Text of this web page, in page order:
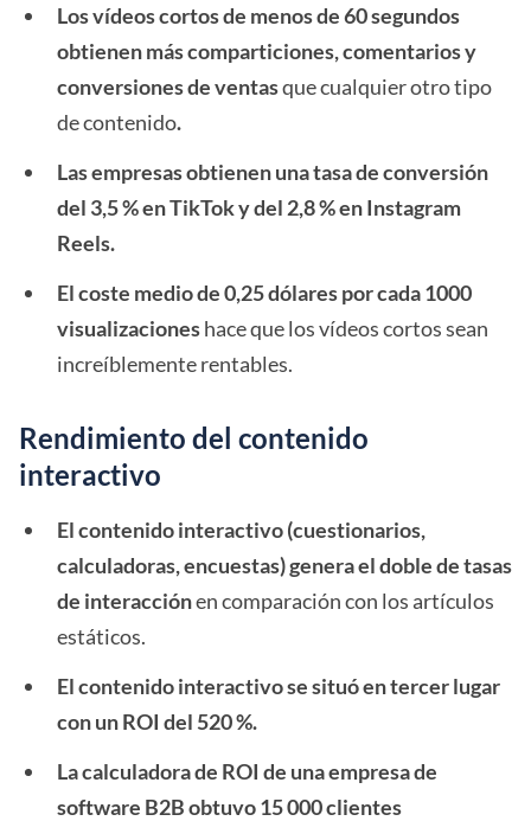
Los vídeos cortos de menos de 60 segundos
obtienen más comparticiones, comentarios y
conversiones de ventasque cualquier otro tipo
de contenido.
Las empresas obtienen una tasa de conversión
del 3,5 % en TikTok y del 2,8 % en Instagram
Reels.
El coste medio de 0,25 dólares por cada 1000
visualizacioneshace que los vídeos cortos sean
increíblemente rentables.
Rendimiento del contenido
interactivo
El contenido interactivo (cuestionarios,
calculadoras, encuestas) genera el doble de tasas
de interacciónen comparación con los artículos
estáticos.
El contenido interactivo se situó en tercer lugar
con un ROI del 520 %.
La calculadora de ROI de una empresa de
software B2B obtuvo 15 000 clientes